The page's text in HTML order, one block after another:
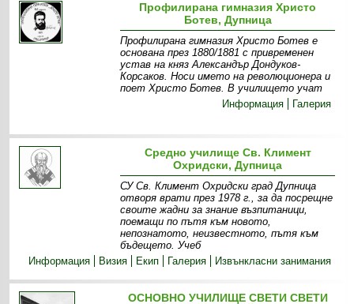
Профилирана гимназия Христо
Ботев, Дупница
Профилирана гимназия Христо Ботев e
основана през 1880/1881 с привременен
устав на княз Александър Дондуков-
Корсаков. Носи името на революционера и
поет Христо Ботев. В училището учат
Информация
Галерия
Средно училище Св. Климент
Охридски, Дупница
СУ Св. Климент Охридски град Дупница
отворя врати през 1978 г., за да посрещне
своите жадни за знание възпитаници,
поемащи по пътя към новото,
непознатото, неизвестното, пътя към
бъдещето. Учеб
Информация
Визия Екип Галерия Извънкласни занимания
ОСНОВНО УЧИЛИЩЕ СВЕТИ СВЕТИ